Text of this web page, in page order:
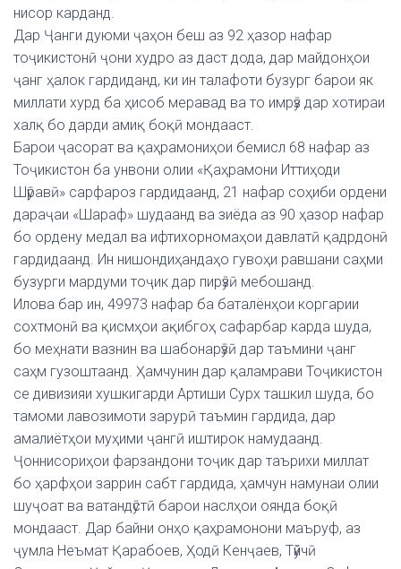
нисор карданд.
Дар Ҷанги дуюми ҷаҳон беш аз 92 ҳазор нафар
тоҷикистонӣ ҷони худро аз даст дода, дар майдонҳои
ҷанг ҳалок гардиданд, ки ин талафоти бузург барои як
миллати хурд ба ҳисоб меравад ва то имрӯз дар хотираи
халқ бо дарди амиқ боқӣ мондааст.
Барои ҷасорат ва қаҳрамониҳои бемисл 68 нафар аз
Тоҷикистон ба унвони олии «Қаҳрамони Иттиҳоди
Шӯравӣ» сарфароз гардидаанд, 21 нафар соҳиби ордени
дараҷаи «Шараф» шудаанд ва зиёда аз 90 ҳазор нафар
бо ордену медал ва ифтихорномаҳои давлатӣ қадрдонӣ
гардидаанд. Ин нишондиҳандаҳо гувоҳи равшани саҳми
бузурги мардуми тоҷик дар пирӯзӣ мебошанд.
Илова бар ин, 49973 нафар ба баталёнҳои коргарии
сохтмонӣ ва қисмҳои ақибгоҳ сафарбар карда шуда,
бо меҳнати вазнин ва шабонарӯзӣ дар таъмини ҷанг
саҳм гузоштаанд. Ҳамчунин дар қаламрави Тоҷикистон
се дивизияи хушкигарди Артиши Сурх ташкил шуда, бо
тамоми лавозимоти зарурӣ таъмин гардида, дар
амалиётҳои муҳими ҷангӣ иштирок намудаанд.
Ҷоннисориҳои фарзандони тоҷик дар таърихи миллат
бо ҳарфҳои заррин сабт гардида, ҳамчун намунаи олии
шуҷоат ва ватандӯстӣ барои наслҳои оянда боқӣ
мондааст. Дар байни онҳо қаҳрамонони маъруф, аз
ҷумла Неъмат Қарабоев, Ҳодӣ Кенҷаев, Тӯйчӣ